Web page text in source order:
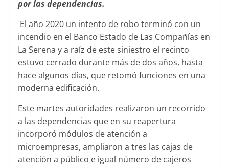
por las dependencias.
El año 2020 un intento de robo terminó con un
incendio en el Banco Estado de Las Compañías en
La Serena y a raíz de este siniestro el recinto
estuvo cerrado durante más de dos años, hasta
hace algunos días, que retomó funciones en una
moderna edificación.
Este martes autoridades realizaron un recorrido
a las dependencias que en su reapertura
incorporó módulos de atención a
microempresas, ampliaron a tres las cajas de
atención a público e igual número de cajeros